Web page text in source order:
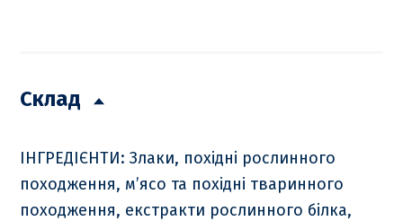
Склад
ІНГРЕДІЄНТИ: Злаки, похідні рослинного
походження, м’ясо та похідні тваринного
походження, екстракти рослинного білка,